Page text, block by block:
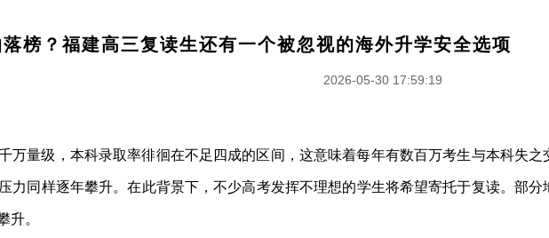
榜？福建高三复读生还有一个被忽视的海外升学安全选项
2026-05-30 17:59:19
万量级，本科录取率徘徊在不足四成的区间，这意味着每年有数百万考生与本科失之
力同样逐年攀升。在此背景下，不少高考发挥不理想的学生将希望寄托于复读。部分
升。